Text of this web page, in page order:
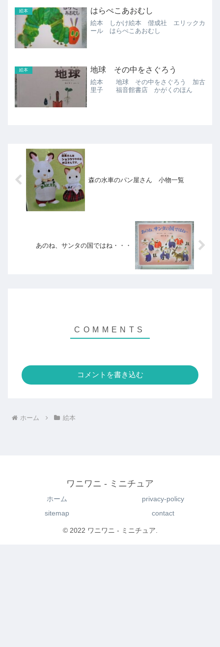
絵本 はらぺこあおむし
絵本 しかけ絵本 偕成社 エリックカ
ール はらぺこあおむし
絵本 地球 その中をさぐろう
絵本 地球 その中をさぐろう 加古
里子 福音館書店 かがくのほん
森の水車のパン屋さん 小物一覧
あのね、サンタの国ではね・・・
コメントを書き込む
ホーム 絵本
ワニワニ - ミニチュア
ホーム
privacy-policy
sitemap
contact
© 2022 ワニワニ - ミニチュア.